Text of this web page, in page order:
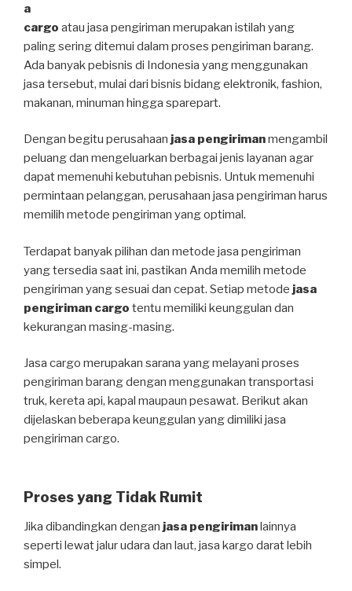
a
cargo atau jasa pengiriman merupakan istilah yang
paling sering ditemui dalam proses pengiriman barang.
Ada banyak pebisnis di Indonesia yang menggunakan
jasa tersebut, mulai dari bisnis bidang elektronik, fashion,
makanan, minuman hingga sparepart.
Dengan begitu perusahaan jasa pengirimanmengambil
peluang dan mengeluarkan berbagai jenis layanan agar
dapat memenuhi kebutuhan pebisnis. Untuk memenuhi
permintaan pelanggan, perusahaan jasa pengiriman harus
memilih metode pengiriman yang optimal.
Terdapat banyak pilihan dan metode jasa pengiriman
yang tersedia saat ini, pastikan Anda memilih metode
pengiriman yang sesuai dan cepat. Setiap metode jasa
pengiriman cargo tentu memiliki keunggulan dan
kekurangan masing-masing.
Jasa cargo merupakan sarana yang melayani proses
pengiriman barang dengan menggunakan transportasi
truk, kereta api, kapal maupaun pesawat. Berikut akan
dijelaskan beberapa keunggulan yang dimiliki jasa
pengiriman cargo.
Proses yang Tidak Rumit
Jika dibandingkan dengan jasa pengiriman lainnya
seperti lewat jalur udara dan laut, jasa kargo darat lebih
simpel.